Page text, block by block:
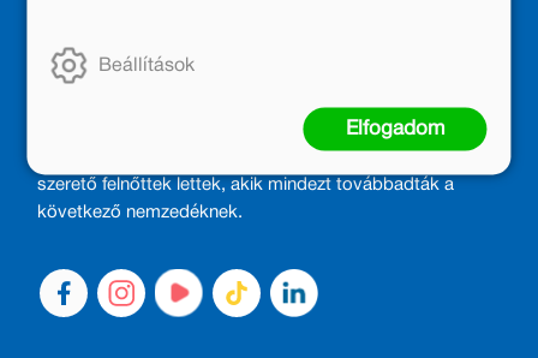
MÓRA KÖNYVKIADÓ – 1950 ÓTA
CSALÁDTAG
Kiadónk generációkat ajándékozott és ajándékoz meg az
olvasás örömével, olvasni szerető gyerekekből olvasni
szerető felnőttek lettek, akik mindezt továbbadták a
következő nemzedéknek.
Beállítások
Elfogadom